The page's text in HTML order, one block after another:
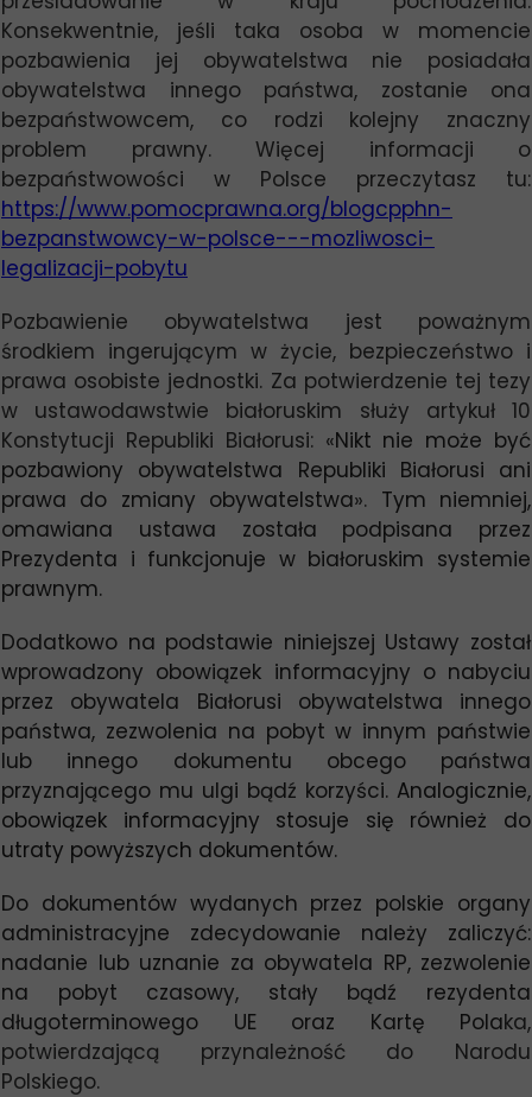
Konsekwentnie, jeśli taka osoba w momencie
pozbawienia jej obywatelstwa nie posiadała
obywatelstwa innego państwa, zostanie ona
bezpaństwowcem, co rodzi kolejny znaczny
problem prawny. Więcej informacji o
bezpaństwowości w Polsce przeczytasz tu:
https://www.pomocprawna.org/blogcpphn-
bezpanstwowcy-w-polsce---mozliwosci-
legalizacji-pobytu
Pozbawienie obywatelstwa jest poważnym
środkiem ingerującym w życie, bezpieczeństwo i
prawa osobiste jednostki. Za potwierdzenie tej tezy
w ustawodawstwie białoruskim służy artykuł 10
Konstytucji Republiki Białorusi: «Nikt nie może być
pozbawiony obywatelstwa Republiki Białorusi ani
prawa do zmiany obywatelstwa». Tym niemniej,
omawiana ustawa została podpisana przez
Prezydenta i funkcjonuje w białoruskim systemie
prawnym.
Dodatkowo na podstawie niniejszej Ustawy został
wprowadzony obowiązek informacyjny o nabyciu
przez obywatela Białorusi obywatelstwa innego
państwa, zezwolenia na pobyt w innym państwie
lub innego dokumentu obcego państwa
przyznającego mu ulgi bądź korzyści. Analogicznie,
obowiązek informacyjny stosuje się również do
utraty powyższych dokumentów.
Do dokumentów wydanych przez polskie organy
administracyjne zdecydowanie należy zaliczyć:
nadanie lub uznanie za obywatela RP, zezwolenie
na pobyt czasowy, stały bądź rezydenta
długoterminowego UE oraz Kartę Polaka,
potwierdzającą przynależność do Narodu
Polskiego.